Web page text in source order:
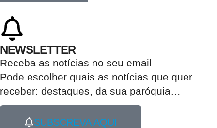
NEWSLETTER
Receba as notícias no seu email​
Pode escolher quais as notícias que quer
receber: destaques, da sua paróquia…
SUBSCREVA AQUI